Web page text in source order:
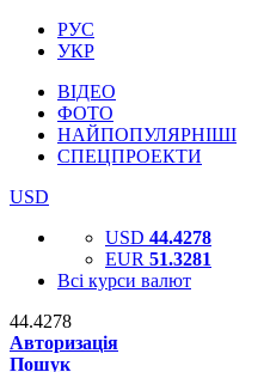
РУС
УКР
ВІДЕО
ФОТО
НАЙПОПУЛЯРНІШІ
СПЕЦПРОЕКТИ
USD
USD 44.4278
EUR 51.3281
Всі курси валют
44.4278
Авторизація
Пошук